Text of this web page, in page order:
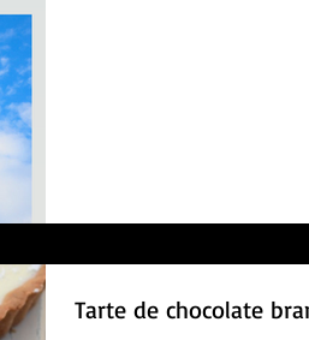
Tarte de chocolate